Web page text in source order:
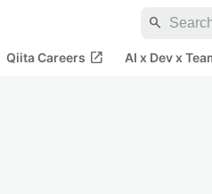
search
Qiita Careers open_in_new AI x Dev x